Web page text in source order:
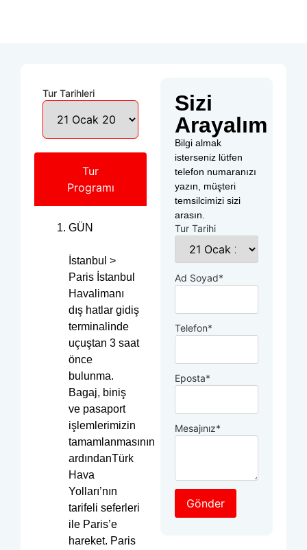
Tur Tarihleri
Tur
Programı
GÜN
İstanbul >
Paris İstanbul
Havalimanı
dış hatlar gidiş
terminalinde
uçuştan 3 saat
önce
bulunma.
Bagaj, biniş
ve pasaport
işlemlerimizin
tamamlanmasının
ardındanTürk
Hava
Yolları’nın
tarifeli seferleri
ile Paris’e
hareket. Paris
Sizi
Arayalım
Bilgi almak
isterseniz lütfen
telefon numaranızı
yazın, müşteri
temsilcimizi sizi
arasın.
Tur Tarihi
Ad Soyad*
Telefon*
Eposta*
Mesajınız*
Gönder